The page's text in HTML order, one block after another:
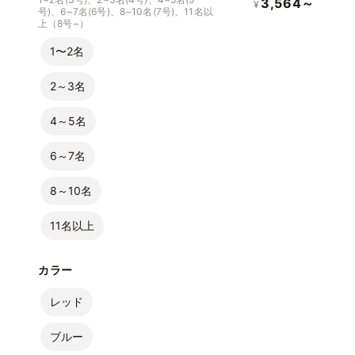
号)、6~7名(6号)、8~10名(7号)、11名以
上（8号~）
1〜2名
2～3名
4～5名
6～7名
8～10名
11名以上
カラー
レッド
ブルー
¥